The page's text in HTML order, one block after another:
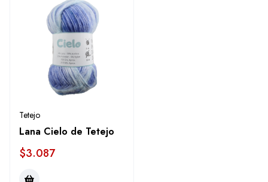
Tetejo
Lana Cielo de Tetejo
$3.087